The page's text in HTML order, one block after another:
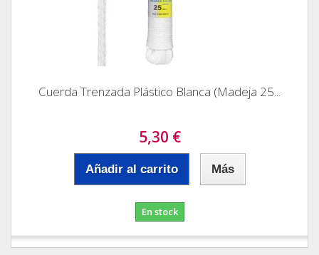
Cuerda Trenzada Plástico Blanca (Madeja 25...
5,30 €
Añadir al carrito Más
En stock